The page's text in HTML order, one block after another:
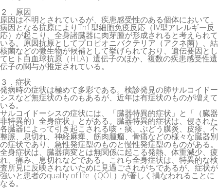
２．原因
原因は不明とされているが、疾患感受性のある個体において、
病因となる抗原によりTh1型細胞免疫反応（IV型アレルギー反
応）が起こり、全身諸臓器に肉芽腫が形成されると考えられて
いる。原因抗原としてプロピオニバクテリア（アクネ菌）、結
核菌などの微生物が候補として挙げられており、遺伝要因とし
てヒト白血球抗原（HLA）遺伝子のほか、複数の疾患感受性遺
伝子の関与が推定されている。
３．症状
発病時の症状は極めて多彩である。検診発見の肺サルコイドー
シスなど無症状のものもあるが、近年は有症状のものが増えて
いる。
サルコイドーシスの症状には、「臓器特異的症状」と「（臓器
非特異的）全身症状」とがある。臓器特異的症状は、侵された
各臓器によって引き起こされる咳・痰、ぶどう膜炎、皮疹、不
整脈、息切れ、神経麻痺、筋肉腫瘤、骨痛などの様々な臓器別
の症状であり、急性発症型のものと慢性発症型のものがある。
全身症状は、臓器病変とは無関係に起こる発熱、体重減少、疲
れ、痛み、息切れなどである。これら全身症状は、特異的な検
査所見に反映されないために見過ごされがちであるが、症状が
強いと患者のquality of life（QOL）が著しく損なわれることに
なる。